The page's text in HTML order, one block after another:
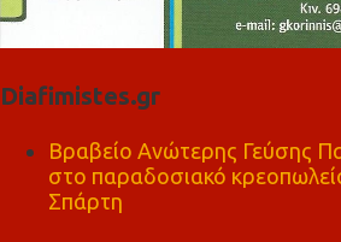
Diafimistes.gr
Βραβείο Ανώτερης Γεύσης
στο παραδοσιακό
Σπάρτη